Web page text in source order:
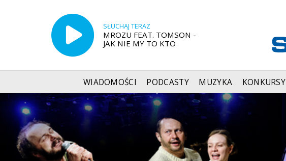
SŁUCHAJ TERAZ
MROZU FEAT. TOMSON -
JAK NIE MY TO KTO
WIADOMOŚCI PODCASTY MUZYKA KONKURSY